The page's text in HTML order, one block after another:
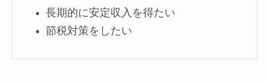
長期的に安定収入を得たい
節税対策をしたい